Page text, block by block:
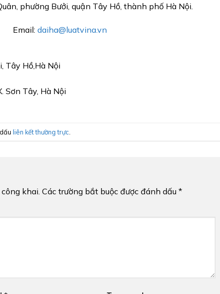
phường Bưởi, quận Tây Hồ, thành phố Hà Nội.
Email: daiha@luatvina.vn
Tây Hồ,Hà Nội
Sơn Tây, Hà Nội
liên kết thường trực
khai. Các trường bắt buộc được đánh dấu *